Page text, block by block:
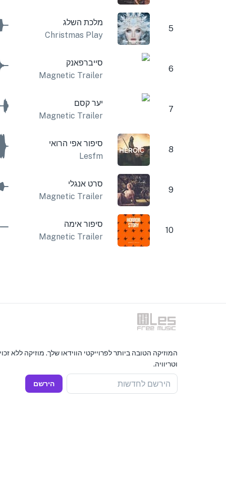
5
מלכת השלג
Christmas Play
6
סייברפאנק
Magnetic Trailer
7
יער קסם
Magnetic Trailer
8
סיפור אפי הרואי
Lesfm
9
סרט אנגלי
Magnetic Trailer
10
סיפור אימה
Magnetic Trailer
המוזיקה הטובה ביותר לפרוייקטי הווידאו שלך. מוזיקה ללא
וטריוויה.
הירשם לחדשות הירשם